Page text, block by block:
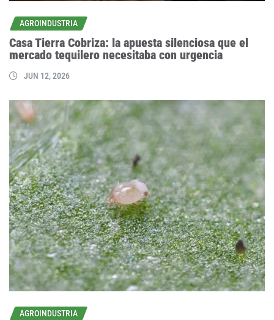
AGROINDUSTRIA
Casa Tierra Cobriza: la apuesta silenciosa que el
mercado tequilero necesitaba con urgencia
JUN 12, 2026
AGROINDUSTRIA